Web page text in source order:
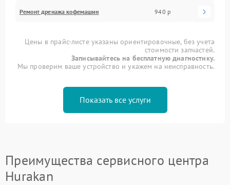
Ремонт дренажа кофемашин 940 р
Цены в прайс-листе указаны ориентировочные, без учета
стоимости запчастей.
Записывайтесь на бесплатную диагностику.
Мы проверим ваше устройство и укажем на неисправность.
Показать все услуги
Преимущества сервисного центра
Hurakan